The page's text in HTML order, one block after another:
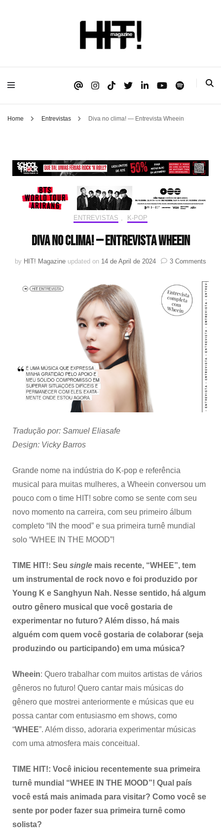
HIT!Magazine
Home Entrevistas Diva no clima! — Entrevista Wheein
ENTREVISTAS K-POP
Diva no clima! — Entrevista Wheein
by HIT! Magazine updated on 14 de April de 2024 3 Comments
no
—
Tradução por: Samuel Eliasafe
Design: Vicky Barros
Grande nome na indústria do K-pop e referência
musical para muitas mulheres, a Wheein conversou um
pouco com o time HIT! sobre como se sente com seu
novo momento na carreira, com seu primeiro álbum
completo “IN the mood” e sua primeira turnê mundial
solo “WHEE IN THE MOOD”!
TIME HIT!: Seu single mais recente, “WHEE”, tem
um instrumental de rock novo e foi produzido por
Young K e Sanghyun Nah. Nesse sentido, há algum
outro gênero musical que você gostaria de
experimentar no futuro? Além disso, há mais
alguém com quem você gostaria de colaborar (seja
produzindo ou participando) em uma música?
Wheein: Quero trabalhar com muitos artistas de vários
gêneros no futuro! Quero cantar mais músicas do
gênero que mostrei anteriormente e músicas que eu
possa cantar com entusiasmo em shows, como
“WHEE”. Além disso, adoraria experimentar músicas
com uma atmosfera mais conceitual.
TIME HIT!: Você iniciou recentemente sua primeira
turnê mundial “WHEE IN THE MOOD”! Qual país
você está mais animada para visitar? Como você se
sente por poder fazer sua primeira turnê como
solista?